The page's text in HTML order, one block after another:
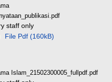
staff only
File Pdf (160kB)
Islam_21502300005_fullpdf.pdf